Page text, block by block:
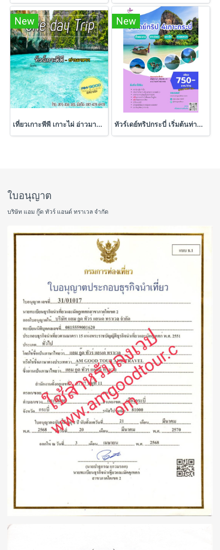
New
เที่ยวเกาะพีพี เกาะไผ่ อ่าวมาหยา วันเดียว เช้าไป-เย็นกลับ โดยเรือเร็ว Speed Boat
New
ทัวร์เดย์ทริปกระบี่ เริ่มต้นท่านละ 750 บาท
ใบอนุญาต
บริษัท แอม กู๊ด ทัวร์ แอนด์ ทราเวล จำกัด